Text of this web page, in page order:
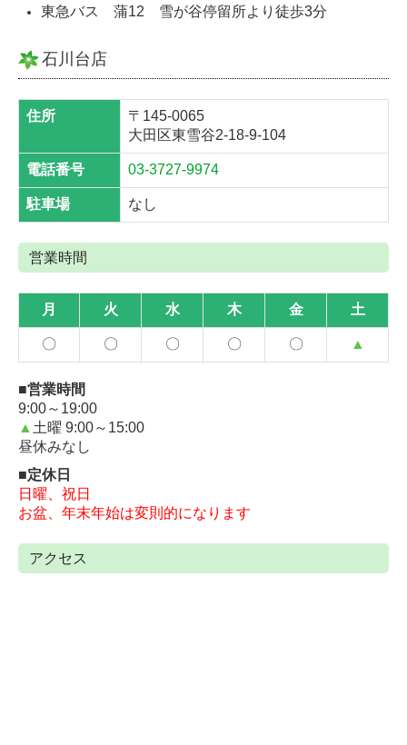
東急バス 蒲12 雪が谷停留所より徒歩3分
石川台店
住所
〒145-0065
大田区東雪谷2-18-9-104
電話番号 03-3727-9974
駐車場 なし
営業時間
月 火 水 木 金 土
〇 〇 〇 〇 〇 ▲
■営業時間
9:00～19:00
▲ 土曜 9:00～15:00
昼休みなし
■定休日
日曜、祝日
お盆、年末年始は変則的になります
アクセス